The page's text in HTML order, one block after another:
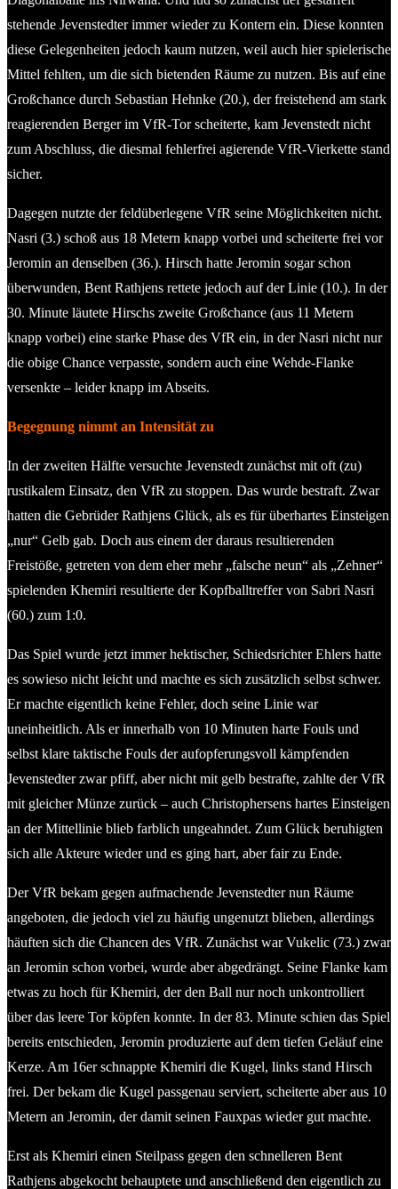
stehende Jevenstedter immer wieder zu Kontern ein. Diese konnten
diese Gelegenheiten jedoch kaum nutzen, weil auch hier spielerische
Mittel fehlten, um die sich bietenden Räume zu nutzen. Bis auf eine
Großchance durch Sebastian Hehnke (20.), der freistehend am stark
reagierenden Berger im VfR-Tor scheiterte, kam Jevenstedt nicht
zum Abschluss, die diesmal fehlerfrei agierende VfR-Vierkette stand
sicher.
Dagegen nutzte der feldüberlegene VfR seine Möglichkeiten nicht.
Nasri (3.) schoß aus 18 Metern knapp vorbei und scheiterte frei vor
Jeromin an denselben (36.). Hirsch hatte Jeromin sogar schon
überwunden, Bent Rathjens rettete jedoch auf der Linie (10.). In der
30. Minute läutete Hirschs zweite Großchance (aus 11 Metern
knapp vorbei) eine starke Phase des VfR ein, in der Nasri nicht nur
die obige Chance verpasste, sondern auch eine Wehde-Flanke
versenkte – leider knapp im Abseits.
Begegnung nimmt an Intensität zu
In der zweiten Hälfte versuchte Jevenstedt zunächst mit oft (zu)
rustikalem Einsatz, den VfR zu stoppen. Das wurde bestraft. Zwar
hatten die Gebrüder Rathjens Glück, als es für überhartes Einsteigen
„nur“ Gelb gab. Doch aus einem der daraus resultierenden
Freistöße, getreten von dem eher mehr „falsche neun“ als „Zehner“
spielenden Khemiri resultierte der Kopfballtreffer von Sabri Nasri
(60.) zum 1:0.
Das Spiel wurde jetzt immer hektischer, Schiedsrichter Ehlers hatte
es sowieso nicht leicht und machte es sich zusätzlich selbst schwer.
Er machte eigentlich keine Fehler, doch seine Linie war
uneinheitlich. Als er innerhalb von 10 Minuten harte Fouls und
selbst klare taktische Fouls der aufopferungsvoll kämpfenden
Jevenstedter zwar pfiff, aber nicht mit gelb bestrafte, zahlte der VfR
mit gleicher Münze zurück – auch Christophersens hartes Einsteigen
an der Mittellinie blieb farblich ungeahndet. Zum Glück beruhigten
sich alle Akteure wieder und es ging hart, aber fair zu Ende.
Der VfR bekam gegen aufmachende Jevenstedter nun Räume
angeboten, die jedoch viel zu häufig ungenutzt blieben, allerdings
häuften sich die Chancen des VfR. Zunächst war Vukelic (73.) zwar
an Jeromin schon vorbei, wurde aber abgedrängt. Seine Flanke kam
etwas zu hoch für Khemiri, der den Ball nur noch unkontrolliert
über das leere Tor köpfen konnte. In der 83. Minute schien das Spiel
bereits entschieden, Jeromin produzierte auf dem tiefen Geläuf eine
Kerze. Am 16er schnappte Khemiri die Kugel, links stand Hirsch
frei. Der bekam die Kugel passgenau serviert, scheiterte aber aus 10
Metern an Jeromin, der damit seinen Fauxpas wieder gut machte.
Erst als Khemiri einen Steilpass gegen den schnelleren Bent
Rathjens abgekocht behauptete und anschließend den eigentlich zu